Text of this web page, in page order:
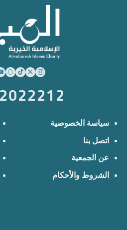
سياسة الخصوصية
اتصل بنا
عن الجمعية
الشروط والأحكام